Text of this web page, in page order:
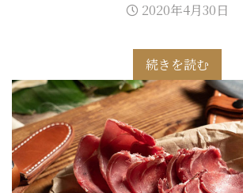
2020年4月30日
続きを読む